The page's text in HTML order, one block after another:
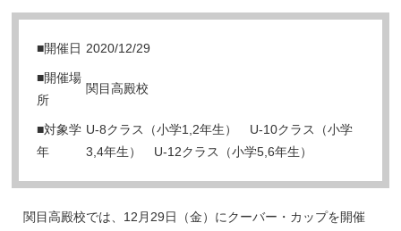
■開催日 2020/12/29
■開催場
所
関目高殿校
■対象学
年
U-8クラス（小学1,2年生） U-10クラス（小学
3,4年生） U-12クラス（小学5,6年生）
関目高殿校では、12月29日（金）にクーバー・カップを開催